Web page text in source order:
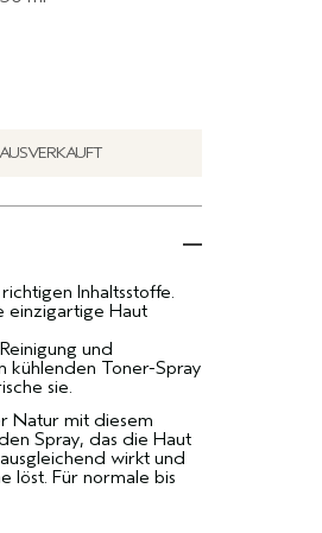
AUSVERKAUFT
Inhaltsstoffe.
einzigartige Haut
und
kühlenden Toner-Spray
sie.
Natur mit diesem
Spray, das die Haut
wirkt und
löst. Für normale bis